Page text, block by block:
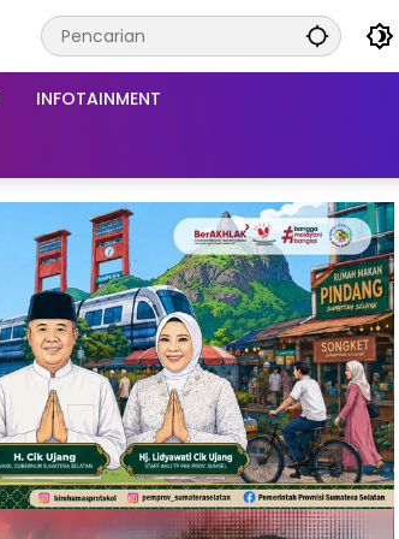
INFOTAINMENT